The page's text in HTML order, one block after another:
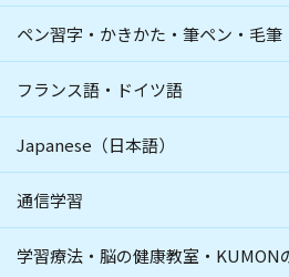
ペン習字・かきかた・筆ペン・毛筆
フランス語・ドイツ語
Japanese（日本語）
通信学習
学習療法・脳の健康教室・KUMON